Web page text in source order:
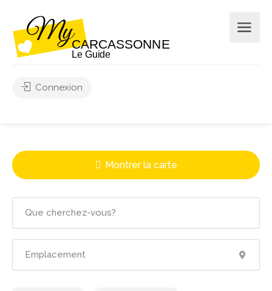
Connexion
Montrer la carte